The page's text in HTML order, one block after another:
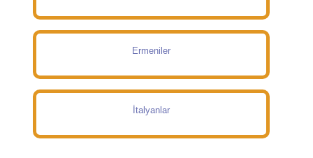
Ermeniler
İtalyanlar